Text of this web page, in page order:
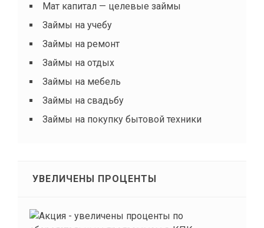
Мат капитал — целевые займы
Займы на учебу
Займы на ремонт
Займы на отдых
Займы на мебель
Займы на свадьбу
Займы на покупку бытовой техники
УВЕЛИЧЕНЫ ПРОЦЕНТЫ